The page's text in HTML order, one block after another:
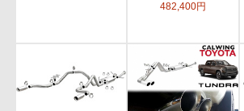
482,400円